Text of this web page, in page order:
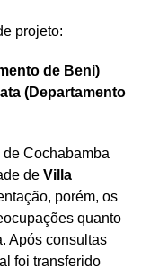
projeto:
de Beni)
(Departamento
Cochabamba
de Villa
porém, os
quanto
Após consultas
foi transferido